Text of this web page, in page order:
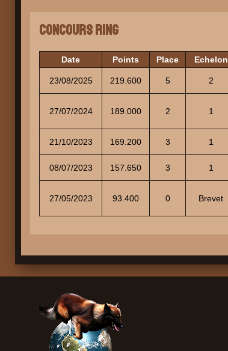
Concours Ring
Date Points Place Echelon
23/08/2025 219.600 5 2
27/07/2024 189.000 2 1
21/10/2023 169.200 3 1
08/07/2023 157.650 3 1
27/05/2023 93.400 0 Brevet